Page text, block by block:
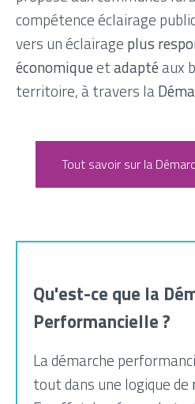
compétence éclairage
vers un éclairage plus
économiqueetadaptéaux
territoire, à travers la
Tout savoir sur la
Qu'est-ce que la
Performancielle ?
La démarche
tout dans une logique de